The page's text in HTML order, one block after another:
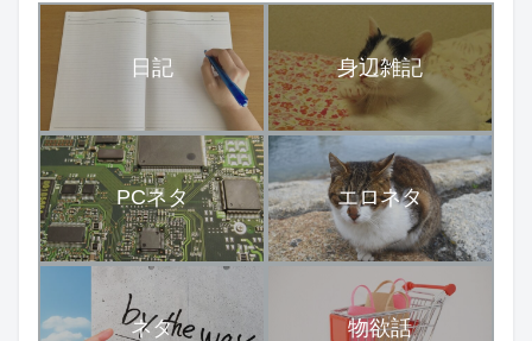
日記 身辺雑記
PCネタ エロネタ
ネタ 物欲話